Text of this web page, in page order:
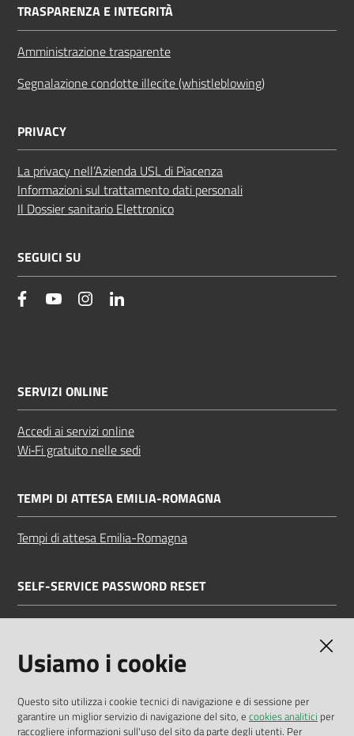
TRASPARENZA E INTEGRITÀ
Amministrazione trasparente
Segnalazione condotte illecite (whistleblowing)
PRIVACY
La privacy nell’Azienda USL di Piacenza
Informazioni sul trattamento dati personali
Il Dossier sanitario Elettronico
SEGUICI SU
facebookYouTube Instagram
SERVIZI ONLINE
Accedi ai servizi online
Wi‑Fi gratuito nelle sedi
TEMPI DI ATTESA EMILIA-ROMAGNA
Tempi di attesa Emilia-Romagna
SELF-SERVICE PASSWORD RESET
Dichiarazione di accessibilità
Usiamo i cookie
Questo sito utilizza i cookie tecnici di navigazione e di sessione per
garantire un miglior servizio di navigazione del sito, e cookies analitici per
raccogliere informazioni sull'uso del sito da parte degli utenti. Per